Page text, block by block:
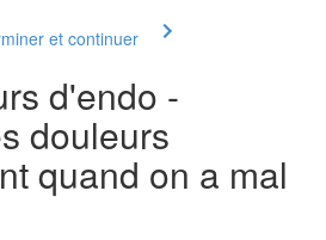
et continuer
d'endo -
douleurs
quand on a mal